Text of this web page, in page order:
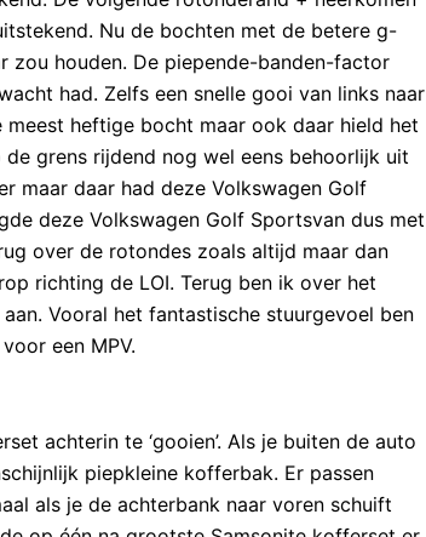
Nu de bochten met de betere g-
zou houden. De piepende-banden-factor
had. Zelfs een snelle gooi van links naar
heftige bocht maar ook daar hield het
grens rijdend nog wel eens behoorlijk uit
maar daar had deze Volkswagen Golf
deze Volkswagen Golf Sportsvan dus met
over de rotondes zoals altijd maar dan
richting de LOI. Terug ben ik over het
Vooral het fantastische stuurgevoel ben
een MPV.
achterin te ‘gooien’. Als je buiten de auto
piepkleine kofferbak. Er passen
als je de achterbank naar voren schuift